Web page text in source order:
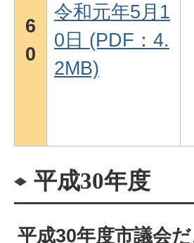
6
0
令和元年5月1
0日 (PDF：4.
2MB)
平成30年度
平成30年度市議会